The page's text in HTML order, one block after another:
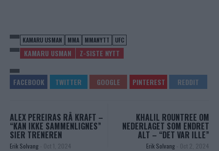
KAMARU USMAN MMA MMANYTT UFC
KAMARU USMAN Z-SISTE NYTT
ALEX PEREIRAS RÅ KRAFT –
“KAN IKKE SAMMENLIGNES”
SIER TRENEREN
Erik Solvang - Oct 1, 2024
KHALIL ROUNTREE OM
NEDERLAGET SOM ENDRET
ALT – “DET VAR ILLE”
Erik Solvang - Oct 2, 2024